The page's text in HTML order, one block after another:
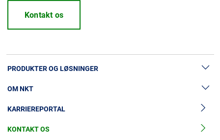
Kontakt os
PRODUKTER OG LØSNINGER
Lavspændingskabler
Mellemspændingskabler
Højspændingskabelløsninger
OM NKT
Nyheder & Presse
Vores historie
KARRIEREPORTAL
KONTAKT OS